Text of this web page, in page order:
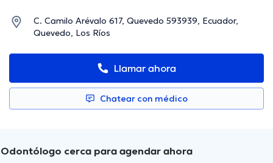
C. Camilo Arévalo 617, Quevedo 593939, Ecuador,
Quevedo, Los Ríos
Llamar ahora
Chatear con médico
Odontólogo cerca para agendar ahora